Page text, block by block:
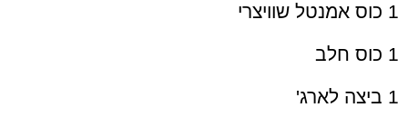
1 כוס אמנטל שוויצרי
1 כוס חלב
1 ביצה לארג'